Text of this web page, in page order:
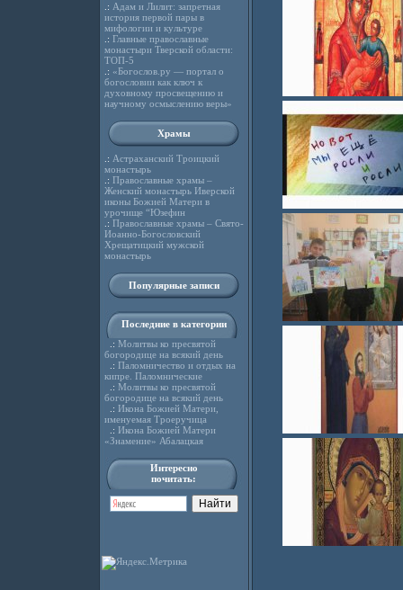
.: Адам и Лилит: запретная
история первой пары в
мифологии и культуре
.: Главные православные
монастыри Тверской области:
ТОП-5
.: «Богослов.ру — портал о
богословии как ключ к
духовному просвещению и
научному осмыслению веры»
Храмы
.: Астраханский Троицкий
монастырь
.: Православные храмы –
Женский монастырь Иверской
иконы Божией Матери в
урочище “Юзефин
.: Православные храмы – Свято-
Иоанно-Богословский
Хрещатицкий мужской
монастырь
Популярные записи
Последние в категории
.: Молитвы ко пресвятой
богородице на всякий день
.: Паломничество и отдых на
кипре. Паломнические
.: Молитвы ко пресвятой
богородице на всякий день
.: Икона Божией Матери,
именуемая Троеручица
.: Икона Божией Матери
«Знамение» Абалацкая
Интересно
почитать: